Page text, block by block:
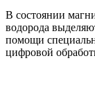
В состоянии
водорода
помощи
цифровой